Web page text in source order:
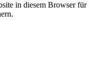
in diesem Browser für